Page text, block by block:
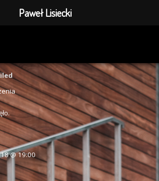
@ 19:00
Paweł Lisiecki